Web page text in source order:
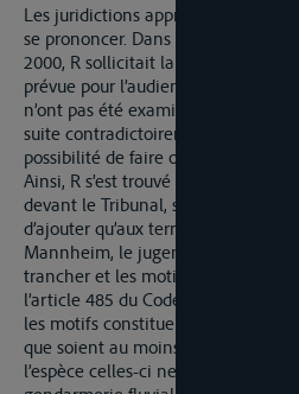
Les juridictions apprécient
se prononcer. Dans ses lettres du
2000, R sollicitait la remise de son
prévue pour l’audience il ne serait
n’ont pas été examinées et le
suite contradictoirement, ce qui
possibilité de faire opposition.
Ainsi, R s’est trouvé empêché de
devant le Tribunal, ses moyens de
d’ajouter qu’aux termes de l’article
Mannheim, le jugement doit
trancher et les motifs sur lesquels il
l’article 485 du Code de procédure
les motifs constituent la base de la
que soient au moins précisées les
l’espèce celles-ci ne sont pas